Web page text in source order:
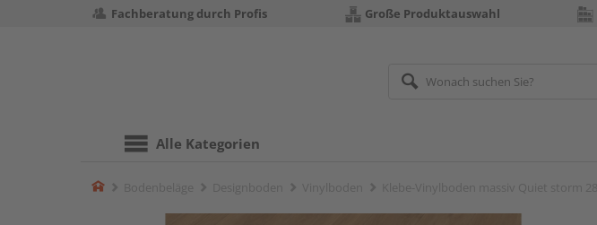
Fachberatung durch Profis Große Produktauswahl
Alle Kategorien
Home